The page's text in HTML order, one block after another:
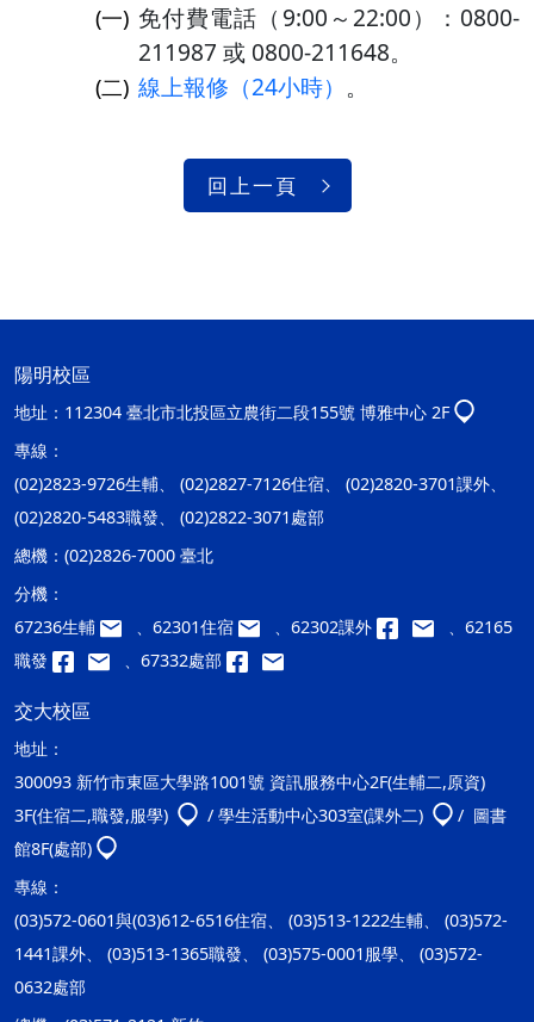
(一) 免付費電話（9:00～22:00）：0800-
211987 或 0800-211648。
(二) 線上報修（24小時） 。
回上一頁
陽明校區
地址： 112304 臺北市北投區立農街二段155號 博雅中心 2F
專線：
(02)2823-9726生輔、 (02)2827-7126住宿、 (02)2820-3701課外、
(02)2820-5483職發、 (02)2822-3071處部
總機： (02)2826-7000 臺北
分機：
67236生輔
、62301住宿 、62302課外
、62165
職發
、67332處部
交大校區
地址：
300093 新竹市東區大學路1001號 資訊服務中心2F(生輔二,原資)
3F(住宿二,職發,服學)
/ 學生活動中心303室(課外二)
/ 圖書
館8F(處部)
專線：
(03)572-0601與(03)612-6516住宿、 (03)513-1222生輔、 (03)572-
1441課外、 (03)513-1365職發、 (03)575-0001服學、 (03)572-
0632處部